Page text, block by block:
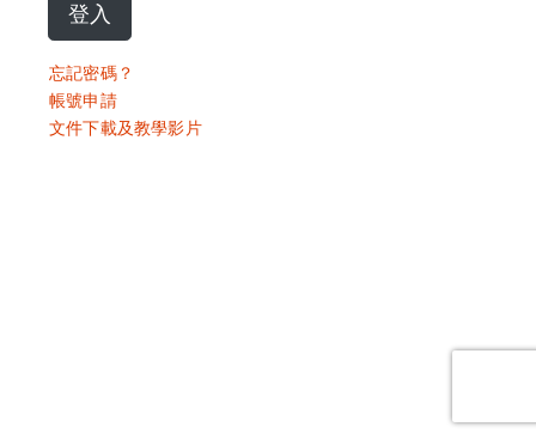
登入
忘記密碼？
帳號申請
文件下載及教學影片